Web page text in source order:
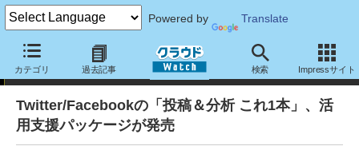
Powered by Translate
カテゴリ 過去記事 検索 Impressサイト
ニュース
Twitter/Facebookの「投稿＆分析 これ1本」、活
用支援パッケージが発売